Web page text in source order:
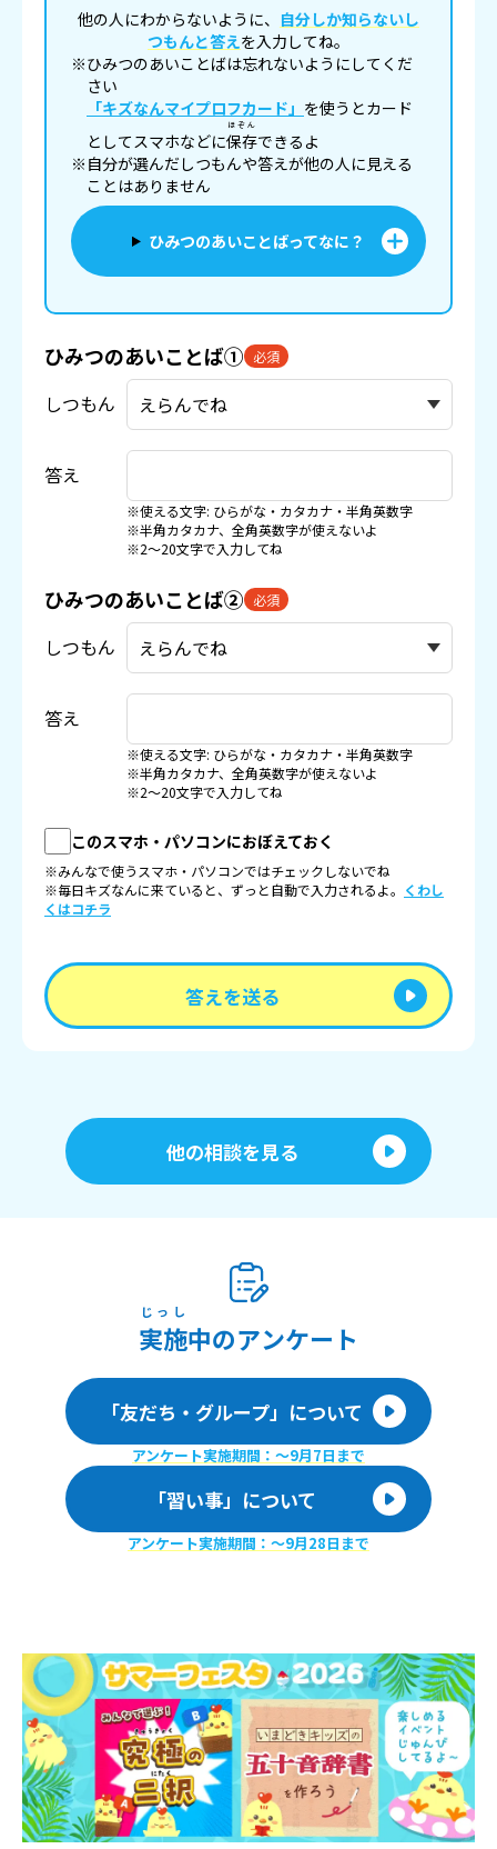
他の人にわからないように、 自分しか知らないし
つもんと答えを入力してね。
※ひみつのあいことばは忘れないようにしてくだ
さい
「キズなんマイプロフカード」 を使うとカード
としてスマホなどに保存
ほぞん
できるよ
※自分が選んだしつもんや答えが他の人に見える
ことはありません
ひみつのあいことばってなに？
ひみつのあいことば① 必須
しつもん
答え
※使える文字: ひらがな・カタカナ・半角英数字
※半角カタカナ、全角英数字が使えないよ
※2〜20文字で入力してね
ひみつのあいことば② 必須
しつもん
答え
※使える文字: ひらがな・カタカナ・半角英数字
※半角カタカナ、全角英数字が使えないよ
※2〜20文字で入力してね
このスマホ・パソコンにおぼえておく
※みんなで使うスマホ・パソコンではチェックしないでね
※毎日キズなんに来ていると、ずっと自動で入力されるよ。 くわし
くはコチラ
答えを送る
他の相談を見る
実施
じっし
中のアンケート
「友だち・グループ」について
アンケート実施期間：〜9月7日まで
「習い事」について
アンケート実施期間：〜9月28日まで